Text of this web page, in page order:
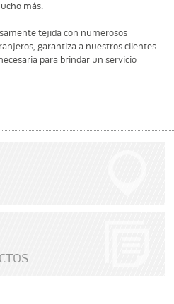
más.
tejida con numerosos
garantiza a nuestros clientes
para brindar un servicio